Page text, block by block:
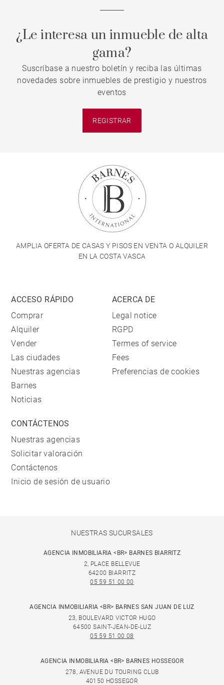
¿Le interesa un inmueble de alta
gama?
Suscríbase a nuestro boletín y reciba las últimas
novedades sobre inmuebles de prestigio y nuestros
eventos
REGISTRAR
AMPLIA OFERTA DE CASAS Y PISOS EN VENTA O ALQUILER
EN LA COSTA VASCA
ACCESO RÁPIDO
Comprar
Alquiler
Vender
Las ciudades
Nuestras agencias
Barnes
Noticias
ACERCA DE
Legal notice
RGPD
Termes of service
Fees
Preferencias de cookies
CONTÁCTENOS
Nuestras agencias
Solicitar valoración
Contáctenos
Inicio de sesión de usuario
NUESTRAS SUCURSALES
AGENCIA INMOBILIARIA <BR> BARNES BIARRITZ
2, PLACE BELLEVUE
64200 BIARRITZ
05 59 51 00 00
AGENCIA INMOBILIARIA <BR> BARNES SAN JUAN DE LUZ
23, BOULEVARD VICTOR HUGO
64500 SAINT-JEAN-DE-LUZ
05 59 51 00 08
AGENCIA INMOBILIARIA <BR> BARNES HOSSEGOR
278, AVENUE DU TOURING CLUB
40150 HOSSEGOR